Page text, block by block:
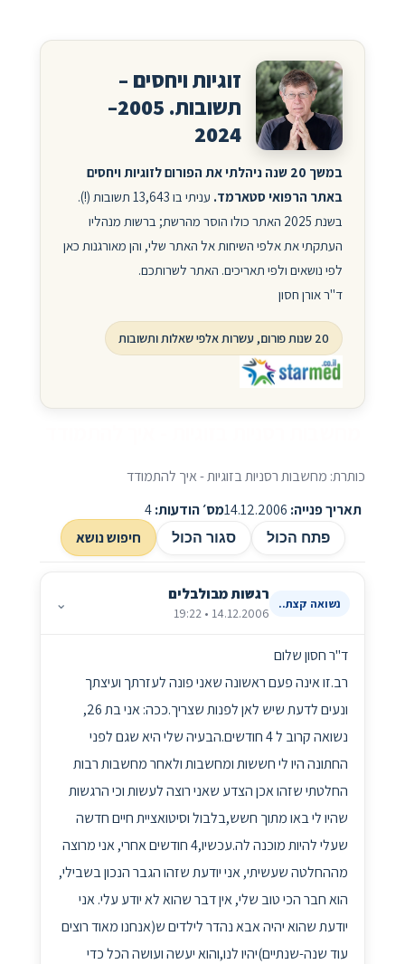
זוגיות ויחסים –
תשובות. 2005–
2024
במשך 20 שנה ניהלתי את הפורום לזוגיות ויחסים
באתר הרפואי סטארמד.
עניתי בו 13,643 תשובות (!).
בשנת 2025 האתר כולו הוסר מהרשת; ברשות מנהליו
העתקתי את אלפי השיחות אל האתר שלי, והן מאורגנות כאן
לפי נושאים ולפי תאריכים. האתר לשרותכם.
ד"ר אורן חסון
20 שנות פורום, עשרות אלפי שאלות ותשובות
כותרת: מחשבות רסניות בזוגיות - איך להתמודד
תאריך פנייה:
מס׳ הודעות:
פתח הכול סגור הכול חיפוש נושא
נשואה קצת.. רגשות מבולבלים
14.12.2006 • 19:22
⌄
ד"ר חסון שלום
רב.זו אינה פעם ראשונה שאני פונה לעזרתך ועיצתך
ונעים לדעת שיש לאן לפנות שצריך.ככה: אני בת 26,
נשואה קרוב ל 4 חודשים.הבעיה שלי היא שגם לפני
החתונה היו לי חששות ומחשבות ולאחר מחשבות רבות
החלטתי שזהו אכן הצדע שאני רוצה לעשות וכי הרגשות
שהיו לי באו מתוך חשש,בלבול וסיטואציית חיים חדשה
שעלי להיות מוכנה לה.עכשיו,4 חודשים אחרי, אני מרוצה
מההחלטה שעשיתי, אני יודעת שזהו הגבר הנכון בשבילי,
הוא חבר הכי טוב שלי, אין דבר שהוא לא יודע עלי. אני
יודעת שהוא יהיה אבא נהדר לילדים ש(אנחנו מאוד רוצים
עוד שנה-שנתיים)יהיו לנו,והוא יעשה ועושה הכל כדי